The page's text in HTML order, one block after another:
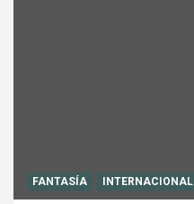
FANTASÍA INTERNACIONAL